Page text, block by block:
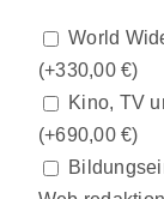
World
(+330,00€)
Kino, TV
(+690,00€)